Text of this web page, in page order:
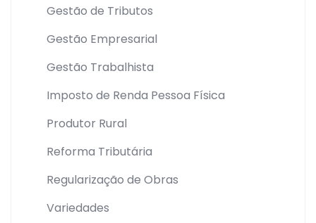
Gestão de Tributos
Gestão Empresarial
Gestão Trabalhista
Imposto de Renda Pessoa Física
Produtor Rural
Reforma Tributária
Regularização de Obras
Variedades